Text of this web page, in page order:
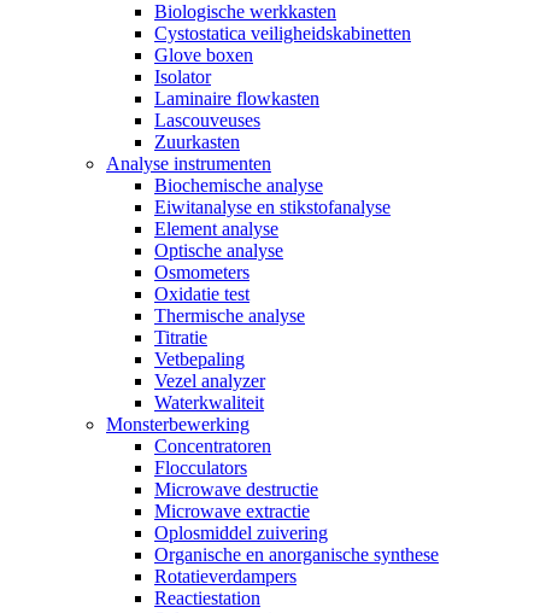
Biologische werkkasten
Cystostatica veiligheidskabinetten
Glove boxen
Isolator
Laminaire flowkasten
Lascouveuses
Zuurkasten
Analyse instrumenten
Biochemische analyse
Eiwitanalyse en stikstofanalyse
Element analyse
Optische analyse
Osmometers
Oxidatie test
Thermische analyse
Titratie
Vetbepaling
Vezel analyzer
Waterkwaliteit
Monsterbewerking
Concentratoren
Flocculators
Microwave destructie
Microwave extractie
Oplosmiddel zuivering
Organische en anorganische synthese
Rotatieverdampers
Reactiestation